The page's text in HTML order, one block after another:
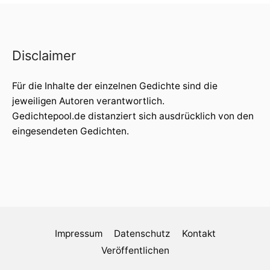
Disclaimer
Für die Inhalte der einzelnen Gedichte sind die
jeweiligen Autoren verantwortlich.
Gedichtepool.de distanziert sich ausdrücklich von den
eingesendeten Gedichten.
Impressum Datenschutz
Kontakt
Veröffentlichen